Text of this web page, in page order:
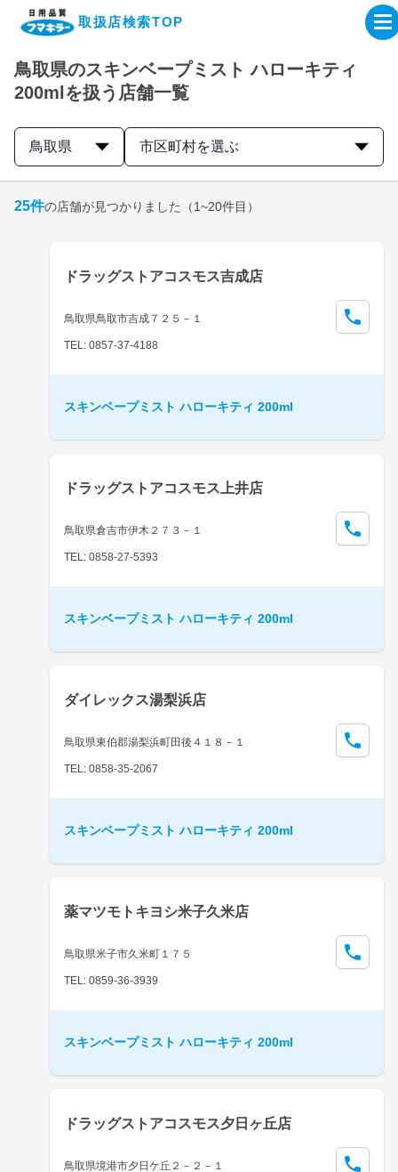
取扱店検索TOP
企業・IR情報サイト
製品情報サイト
取扱店検索はこちら
鳥取県のスキンベープミスト ハローキティ
200mlを扱う店舗一覧
鳥取県 市区町村を選ぶ
25件の店舗が見つかりました （1~20件目）
ドラッグストアコスモス吉成店
鳥取県鳥取市吉成７２５－１
TEL: 0857-37-4188
スキンベープミスト ハローキティ 200ml
ドラッグストアコスモス上井店
鳥取県倉吉市伊木２７３－１
TEL: 0858-27-5393
スキンベープミスト ハローキティ 200ml
ダイレックス湯梨浜店
鳥取県東伯郡湯梨浜町田後４１８－１
TEL: 0858-35-2067
スキンベープミスト ハローキティ 200ml
薬マツモトキヨシ米子久米店
鳥取県米子市久米町１７５
TEL: 0859-36-3939
スキンベープミスト ハローキティ 200ml
ドラッグストアコスモス夕日ヶ丘店
鳥取県境港市夕日ケ丘２－２－１